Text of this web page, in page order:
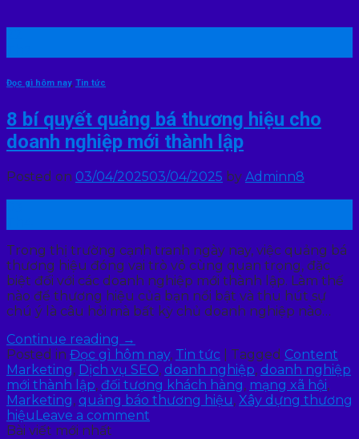
Đọc gì hôm nay, Tin tức
8 bí quyết quảng bá thương hiệu cho
doanh nghiệp mới thành lập
Posted on 03/04/202503/04/2025 by Adminn8
Trong thị trường cạnh tranh ngày nay, việc quảng bá
thương hiệu đóng vai trò vô cùng quan trọng, đặc
biệt đối với các doanh nghiệp mới thành lập. Làm thế
nào để thương hiệu của bạn nổi bật và thu hút sự
chú ý là câu hỏi mà bất kỳ chủ doanh nghiệp nào…
Continue reading →
Posted in Đọc gì hôm nay, Tin tức Tagged Content
Marketing, Dịch vụ SEO, doanh nghiệp, doanh nghiệp
mới thành lập, đối tượng khách hàng, mạng xã hội,
Marketing, quảng báo thương hiệu, Xây dựng thương
hiệu Leave a comment
Bài viết mới nhất